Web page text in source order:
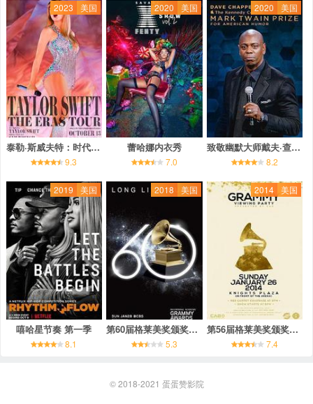
2023 美国
泰勒·斯威夫特：时代巡回演唱会
9.3
2020 美国
蕾哈娜内衣秀
7.0
2020 美国
致敬幽默大师戴夫·查佩尔专场
8.2
2019 美国
嘻哈星节奏 第一季
8.1
2018 美国
第60届格莱美奖颁奖典礼
5.3
2014 美国
第56届格莱美奖颁奖典礼
7.4
© 2018-2021 蛋蛋赞影院